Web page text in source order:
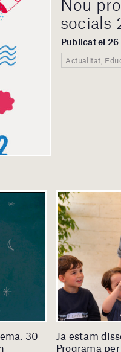
Nou
socials
Publicat el 26
Actualitat,
30
Ja estam
Programa